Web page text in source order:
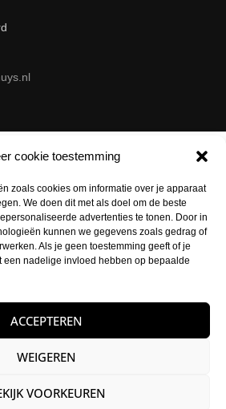
cookie toestemming
zoals cookies om informatie over je apparaat
We doen dit met als doel om de beste
advertenties te tonen. Door in
kunnen we gegevens zoals gedrag of
Als je geen toestemming geeft of je
een nadelige invloed hebben op bepaalde
ACCEPTEREN
WEIGEREN
VOORKEUREN